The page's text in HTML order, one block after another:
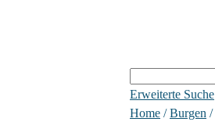
Erweiterte Suche
Home /Burgen /